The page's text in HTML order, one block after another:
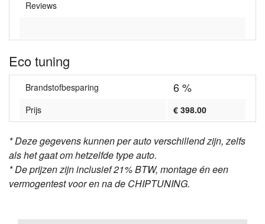
Reviews
Eco tuning
Brandstofbesparing 6 %
Prijs € 398.00
* Deze gegevens kunnen per auto verschillend zijn, zelfs
als het gaat om hetzelfde type auto.
* De prijzen zijn inclusief 21% BTW, montage én een
vermogentest voor en na de CHIPTUNING.